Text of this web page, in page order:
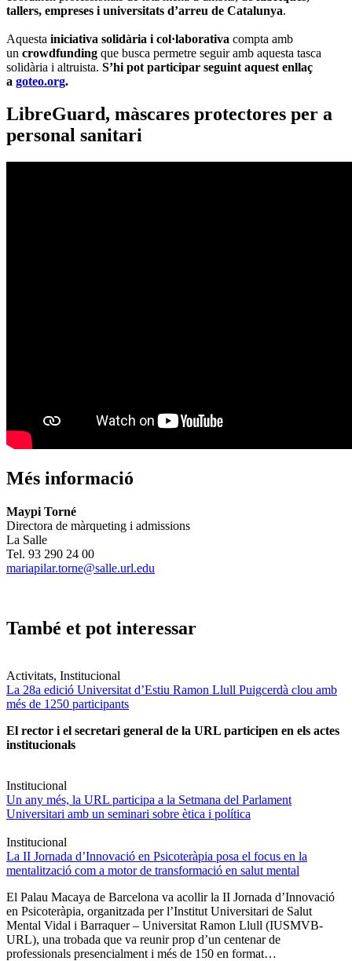
tallers, empreses i universitats d’arreu de Catalunya.
Aquesta iniciativa solidària i col·laborativa compta amb
un crowdfunding que busca permetre seguir amb aquesta tasca
solidària i altruista. S’hi pot participar seguint aquest enllaç
a goteo.org.
LibreGuard, màscares protectores per a
personal sanitari
Més informació
Maypi Torné
Directora de màrqueting i admissions
La Salle
Tel. 93 290 24 00
mariapilar.torne@salle.url.edu
També et pot interessar
Activitats, Institucional
La 28a edició Universitat d’Estiu Ramon Llull Puigcerdà clou amb
més de 1250 participants
El rector i el secretari general de la URL participen en els actes
institucionals
Institucional
Un any més, la URL participa a la Setmana del Parlament
Universitari amb un seminari sobre ètica i política
Institucional
La II Jornada d’Innovació en Psicoteràpia posa el focus en la
mentalització com a motor de transformació en salut mental
El Palau Macaya de Barcelona va acollir la II Jornada d’Innovació
en Psicoteràpia, organitzada per l’Institut Universitari de Salut
Mental Vidal i Barraquer – Universitat Ramon Llull (IUSMVB-
URL), una trobada que va reunir prop d’un centenar de
professionals presencialment i més de 150 en format…